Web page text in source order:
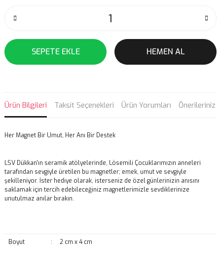
SEPETE EKLE HEMEN AL
Ürün Bilgileri Taksit Seçenekleri Ürün Yorumları Önerileriniz
Her Magnet Bir Umut, Her Anı Bir Destek
LSV Dükkan'ın seramik atölyelerinde, Lösemili Çocuklarımızın anneleri
tarafından sevgiyle üretilen bu magnetler; emek, umut ve sevgiyle
şekilleniyor. İster hediye olarak, isterseniz de özel günlerinizin anısını
saklamak için tercih edebileceğiniz magnetlerimizle sevdiklerinize
unutulmaz anılar bırakın.
Boyut : 2 cm x 4 cm